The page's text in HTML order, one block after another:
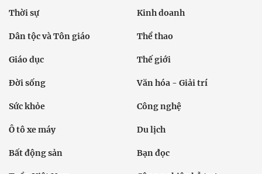
Thời sự Kinh doanh
Dân tộc và Tôn giáo Thể thao
Giáo dục Thế giới
Đời sống Văn hóa - Giải trí
Sức khỏe Công nghệ
Ô tô xe máy Du lịch
Bất động sản Bạn đọc